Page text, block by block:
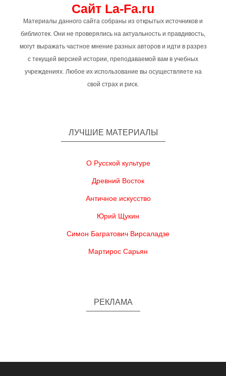
Сайт La-Fa.ru
Материалы данного сайта собраны из открытых источников и
библиотек. Они не проверялись на актуальность и правдивость,
могут выражать частное мнение разных авторов и идти в разрез
с текущей версией истории, преподаваемой вам в учебных
учреждениях. Любое их использование вы осуществляете на
свой страх и риск.
ЛУЧШИЕ МАТЕРИАЛЫ
О Русской культуре
Древний Восток
Античное искусство
Юрий Щукин
Симон Багратович Вирсаладзе
Мартирос Сарьян
РЕКЛАМА